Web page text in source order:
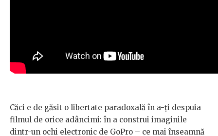
Căci e de găsit o libertate paradoxală în a-ți despuia
filmul de orice adâncimi: în a construi imaginile
dintr-un ochi electronic de GoPro – ce mai înseamnă